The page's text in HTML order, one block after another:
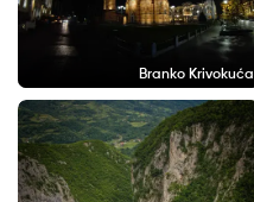
Branko Krivokuća